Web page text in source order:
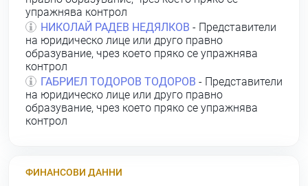
упражнява контрол
НИКОЛАЙ РАДЕВ НЕДЯЛКОВ - Представители
на юридическо лице или друго правно
образувание, чрез което пряко се упражнява
контрол
ГАБРИЕЛ ТОДОРОВ ТОДОРОВ - Представители
на юридическо лице или друго правно
образувание, чрез което пряко се упражнява
контрол
ФИНАНСОВИ ДАННИ